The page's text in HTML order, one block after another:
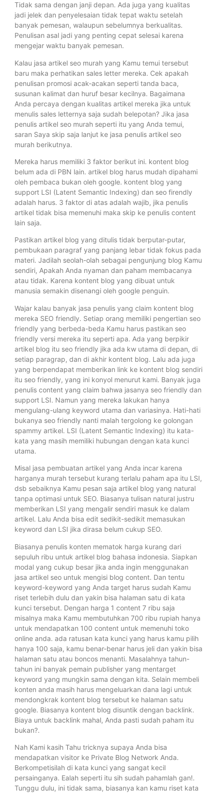
Tidak sama dengan janji depan. Ada juga yang kualitas
jadi jelek dan penyelesaian tidak tepat waktu setelah
banyak pemesan, walaupun sebelumnya berkualitas.
Penulisan asal jadi yang penting cepat selesai karena
mengejar waktu banyak pemesan.
Kalau jasa artikel seo murah yang Kamu temui tersebut
baru maka perhatikan sales letter mereka. Cek apakah
penulisan promosi acak-acakan seperti tanda baca,
susunan kalimat dan huruf besar kecilnya. Bagaimana
Anda percaya dengan kualitas artikel mereka jika untuk
menulis sales letternya saja sudah belepotan? Jika jasa
penulis artikel seo murah seperti itu yang Anda temui,
saran Saya skip saja lanjut ke jasa penulis artikel seo
murah berikutnya.
Mereka harus memiliki 3 faktor berikut ini. kontent blog
belum ada di PBN lain. artikel blog harus mudah dipahami
oleh pembaca bukan oleh google. kontent blog yang
support LSI (Latent Semantic Indexing) dan seo firendly
adalah harus. 3 faktor di atas adalah wajib, jika penulis
artikel tidak bisa memenuhi maka skip ke penulis content
lain saja.
Pastikan artikel blog yang ditulis tidak berputar-putar,
pembukaan paragraf yang panjang lebar tidak fokus pada
materi. Jadilah seolah-olah sebagai pengunjung blog Kamu
sendiri, Apakah Anda nyaman dan paham membacanya
atau tidak. Karena kontent blog yang dibuat untuk
manusia semakin disenangi oleh google penguin.
Wajar kalau banyak jasa penulis yang claim kontent blog
mereka SEO friendly. Setiap orang memiliki pengertian seo
friendly yang berbeda-beda Kamu harus pastikan seo
friendly versi mereka itu seperti apa. Ada yang berpikir
artikel blog itu seo friendly jika ada kw utama di depan, di
setiap paragrap, dan di akhir kontent blog. Lalu ada juga
yang berpendapat memberikan link ke kontent blog sendiri
itu seo friendly, yang ini konyol menurut kami. Banyak juga
penulis content yang claim bahwa jasanya seo friendly dan
support LSI. Namun yang mereka lakukan hanya
mengulang-ulang keyword utama dan variasinya. Hati-hati
bukanya seo friendly nanti malah tergolong ke golongan
spammy artikel. LSI (Latent Semantic Indexing) itu kata-
kata yang masih memiliki hubungan dengan kata kunci
utama.
Misal jasa pembuatan artikel yang Anda incar karena
harganya murah tersebut kurang terlalu paham apa itu LSI,
dsb sebaiknya Kamu pesan saja artikel blog yang natural
tanpa optimasi untuk SEO. Biasanya tulisan natural justru
memberikan LSI yang mengalir sendiri masuk ke dalam
artikel. Lalu Anda bisa edit sedikit-sedikit memasukan
keyword dan LSI jika dirasa belum cukup SEO.
Biasanya penulis konten mematok harga kurang dari
sepuluh ribu untuk artikel blog bahasa indonesia. Siapkan
modal yang cukup besar jika anda ingin menggunakan
jasa artikel seo untuk mengisi blog content. Dan tentu
keyword-keyword yang Anda target harus sudah Kamu
riset terlebih dulu dan yakin bisa halaman satu di kata
kunci tersebut. Dengan harga 1 content 7 ribu saja
misalnya maka Kamu membutuhkan 700 ribu rupiah hanya
untuk mendapatkan 100 content untuk memenuhi toko
online anda. ada ratusan kata kunci yang harus kamu pilih
hanya 100 saja, kamu benar-benar harus jeli dan yakin bisa
halaman satu atau boncos menanti. Masalahnya tahun-
tahun ini banyak pemain publisher yang mentarget
keyword yang mungkin sama dengan kita. Selain membeli
konten anda masih harus mengeluarkan dana lagi untuk
mendongkrak kontent blog tersebut ke halaman satu
google. Biasanya kontent blog disuntik dengan backlink.
Biaya untuk backlink mahal, Anda pasti sudah paham itu
bukan?.
Nah Kami kasih Tahu tricknya supaya Anda bisa
mendapatkan visitor ke Private Blog Network Anda.
Berkompetisilah di kata kunci yang sangat kecil
persainganya. Ealah seperti itu sih sudah pahamlah gan!.
Tunggu dulu, ini tidak sama, biasanya kan kamu riset kata